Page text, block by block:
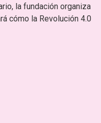
la fundación organiza
cómo la Revolución 4.0